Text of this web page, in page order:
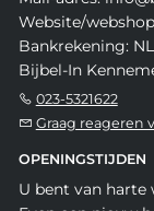
Website/
Bankrekening:
Bijbel-In
023-5321622
Graag reageren
OPENINGSTIJDEN
U bent van harte